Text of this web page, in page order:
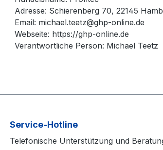
Adresse: Schierenberg 70, 22145
Email: michael.teetz@ghp-online.de
Webseite: https://ghp-online.de
Verantwortliche Person: Michael Teetz
Service-Hotline
Telefonische Unterstützung und